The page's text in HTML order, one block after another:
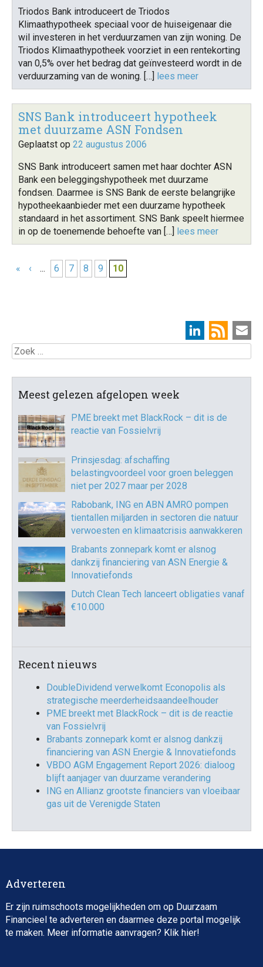
Triodos Bank introduceert de Triodos
Klimaathypotheek speciaal voor de huiseigenaar die
wil investeren in het verduurzamen van zijn woning. De
Triodos Klimaathypotheek voorziet in een rentekorting
van 0,5% over het bedrag dat geïnvesteerd wordt in de
verduurzaming van de woning. […] lees meer
SNS Bank introduceert hypotheek
met duurzame ASN Fondsen
Geplaatst op 22 augustus 2006
SNS Bank introduceert samen met haar dochter ASN
Bank een beleggingshypotheek met duurzame
fondsen. Daarmee is SNS Bank de eerste belangrijke
hypotheekaanbieder met een duurzame hypotheek
standaard in het assortiment. SNS Bank speelt hiermee
in op de toenemende behoefte van […] lees meer
« ‹ ... 6 7 8 9 10
Zoek
Meest gelezen afgelopen week
PME breekt met BlackRock – dit is de
reactie van Fossielvrij
Prinsjesdag: afschaffing
belastingvoordeel voor groen beleggen
niet per 2027 maar per 2028
Rabobank, ING en ABN AMRO pompen
tientallen miljarden in sectoren die natuur
verwoesten en klimaatcrisis aanwakkeren
Brabants zonnepark komt er alsnog
dankzij financiering van ASN Energie &
Innovatiefonds
Dutch Clean Tech lanceert obligaties vanaf
€10.000
Recent nieuws
DoubleDividend verwelkomt Econopolis als
strategische meerderheidsaandeelhouder
PME breekt met BlackRock – dit is de reactie
van Fossielvrij
Brabants zonnepark komt er alsnog dankzij
financiering van ASN Energie & Innovatiefonds
VBDO AGM Engagement Report 2026: dialoog
blijft aanjager van duurzame verandering
ING en Allianz grootste financiers van vloeibaar
gas uit de Verenigde Staten
Adverteren
Er zijn ruimschoots mogelijkheden om op Duurzaam
Financieel te adverteren en daarmee deze portal mogelijk
te maken. Meer informatie aanvragen? Klik hier!